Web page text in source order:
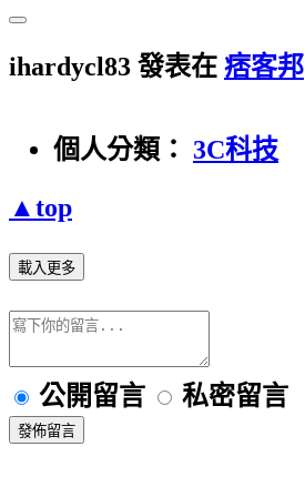
ihardycl83 發表在 痞客邦
個人分類： 3C科技
▲top
載入更多
公開留言 私密留言
發佈留言